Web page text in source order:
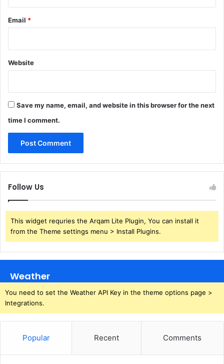
Email *
Website
Save my name, email, and website in this browser for the next
time I comment.
Follow Us
This widget requries the Arqam Lite Plugin, You can install it
from the Theme settings menu > Install Plugins.
Weather
You need to set the Weather API Key in the theme options page >
Integrations.
Popular Recent Comments